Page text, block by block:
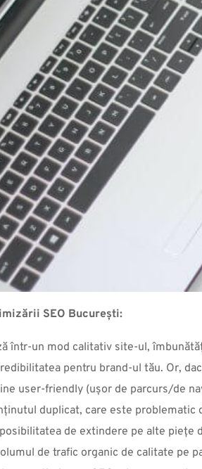
SEO București:
într-un mod calitativ site-ul,
pentru brand-ul tău. Or,
user-friendly (ușor de parcurs/de
duplicat, care este problematic
de extindere pe alte
de trafic organic de calitate pe